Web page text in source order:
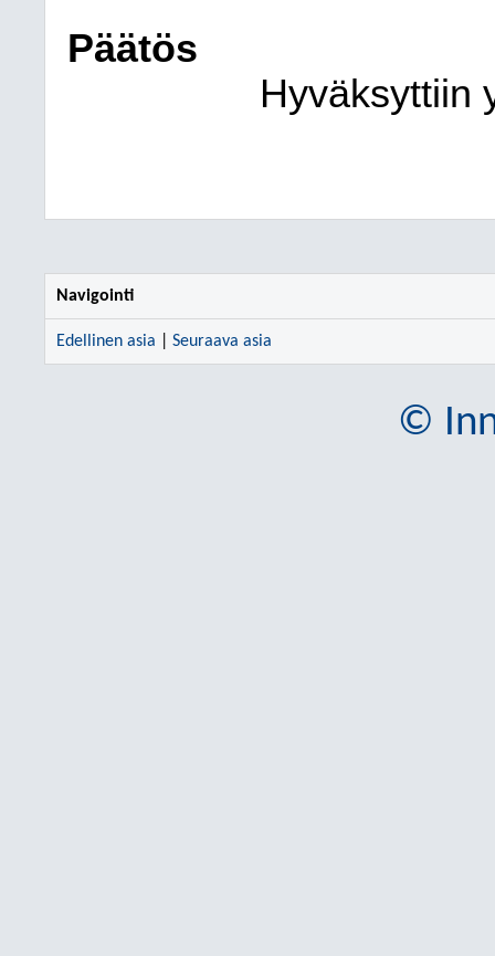
Päätös
Hyväksyttiin
Navigointi
Edellinen asia Seuraava asia
©